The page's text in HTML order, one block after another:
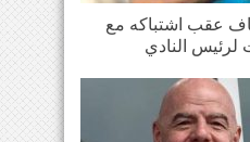
عقب اشتباكه مع
لرئيس النادي